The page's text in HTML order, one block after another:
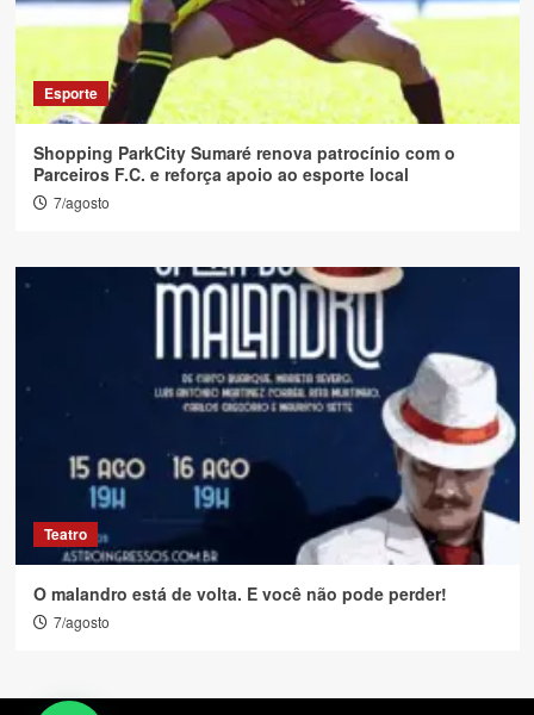
Esporte
Shopping ParkCity Sumaré renova patrocínio com o
Parceiros F.C. e reforça apoio ao esporte local
7/agosto
Teatro
O malandro está de volta. E você não pode perder!
7/agosto